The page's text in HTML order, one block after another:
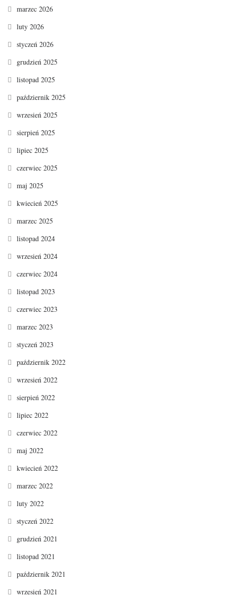
marzec 2026
luty 2026
styczeń 2026
grudzień 2025
listopad 2025
październik 2025
wrzesień 2025
sierpień 2025
lipiec 2025
czerwiec 2025
maj 2025
kwiecień 2025
marzec 2025
listopad 2024
wrzesień 2024
czerwiec 2024
listopad 2023
czerwiec 2023
marzec 2023
styczeń 2023
październik 2022
wrzesień 2022
sierpień 2022
lipiec 2022
czerwiec 2022
maj 2022
kwiecień 2022
marzec 2022
luty 2022
styczeń 2022
grudzień 2021
listopad 2021
październik 2021
wrzesień 2021